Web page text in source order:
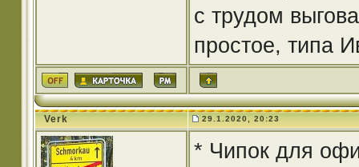
с трудом
простое, типа
Verk 29.1.2020, 20:23
* Чипок для